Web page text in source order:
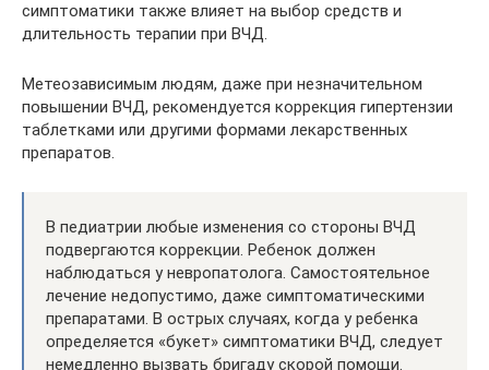
симптоматики также влияет на выбор средств и
длительность терапии при ВЧД.
Метеозависимым людям, даже при незначительном
повышении ВЧД, рекомендуется коррекция гипертензии
таблетками или другими формами лекарственных
препаратов.
В педиатрии любые изменения со стороны ВЧД
подвергаются коррекции. Ребенок должен
наблюдаться у невропатолога. Самостоятельное
лечение недопустимо, даже симптоматическими
препаратами. В острых случаях, когда у ребенка
определяется «букет» симптоматики ВЧД, следует
немедленно вызвать бригаду скорой помощи.